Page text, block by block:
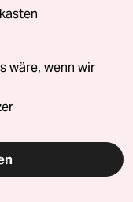
wäre, wenn wir